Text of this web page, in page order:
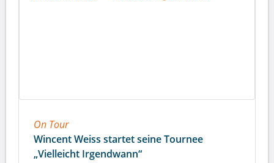
On Tour
Wincent Weiss startet seine Tournee
„Vielleicht Irgendwann“